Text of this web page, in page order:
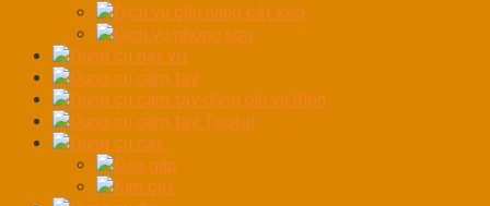
Dịch vụ cầu nâng cắt kéo
Dịch vụ phòng sơn
Dụng cụ bắt vít
Dụng cụ cầm tay
Dụng cụ cầm tay dùng pin và điện
Dụng cụ cầm tay Toptul
Dụng cụ cắt
Dao gấp
Kìm cắt